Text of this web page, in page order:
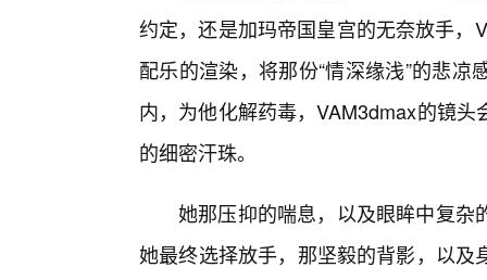
约定，还是加玛帝国皇宫的无奈放手，
配乐的渲染，将那份“情深缘浅”的悲
内，为他化解药毒，VAM3dmax的镜
的细密汗珠。
她那压抑的喘息，以及眼眸中复杂
她最终选择放手，那坚毅的背影，以